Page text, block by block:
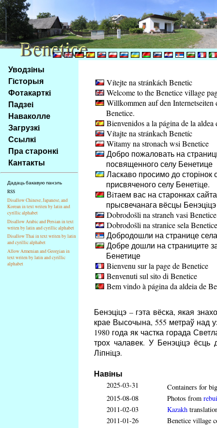
Na
obsah
stránky
Klávesové
zkratky
tomto
webu
základní
Hlavní
strana
Уводзiны
Гiсторыя
Фотакарткi
Падзеi
Наваколле
Загрузкi
Ссылкi
Пра старонкi
Кантакты
Дадаць бакавую панэль
RSS
Disallow Chinese, Japanese, and
Korean in text writen by latin and
cyrillic alphabet
Disallow Arabic and Persian in text
writen by latin and cyrillic alphabet
Disallow Thai in text writen by latin
and cyrillic alphabet
Allow Armenian and Georgian in
text writen by latin and cyrillic
alphabet
Vítejte na stránkách Benetic
Welcome to the Benetice village
Willkommen auf den Internetseiten
Benetice.
Bienvenidos a la página de la aldea
Vítajte na stránkach Benetíc
Witamy na stronach wsi Benetice
Добро пожаловать на
посвященного селу Бенетице
Ласкаво просимо до сторінок
присвяченого селу Бенетiце.
Вiтаем вас на старонках
прысвечанага вёсцы Бенэцiцэ
Dobrodošli na straneh vasi Benetice
Dobrodošli na stranice sela Benetice
Добродошли на странице
Добре дошли на страниците
Бенетице
Bienvenu sur la page de Benetice
Benvenuti sul sito di Benetice
Bem vindo à página da aldeia de
Бенэцiцэ – гэта вёска, якая
крае Высочына, 555 метраў над
1980 года як частка горада
трох чалавек. У Бенэцiцэ
Лiпнiцэ.
Навiны
2025-03-31
Containers for
2015-08-08
Photos from
2011-02-03
Kazakh
2011-01-26
Benetice village
Benetice
Benetice